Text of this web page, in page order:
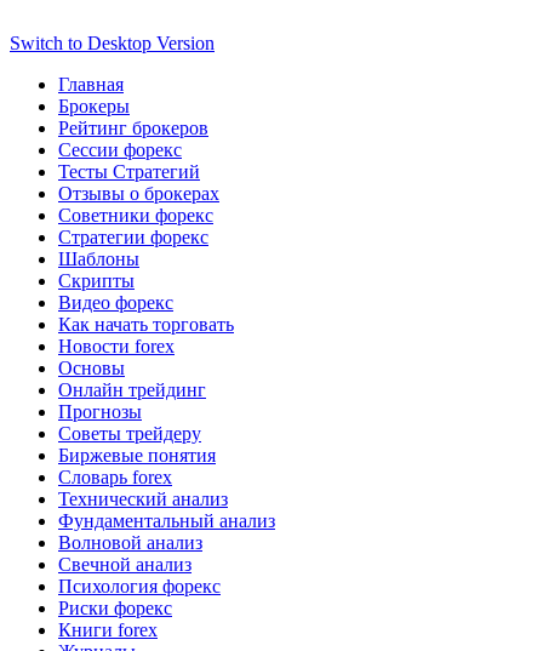
Switch to Desktop Version
Главная
Брокеры
Рейтинг брокеров
Сессии форекс
Тесты Стратегий
Отзывы о брокерах
Советники форекс
Стратегии форекс
Шаблоны
Скрипты
Видео форекс
Как начать торговать
Новости forex
Основы
Онлайн трейдинг
Прогнозы
Советы трейдеру
Биржевые понятия
Словарь forex
Технический анализ
Фундаментальный анализ
Волновой анализ
Свечной анализ
Психология форекс
Риски форекс
Книги forex